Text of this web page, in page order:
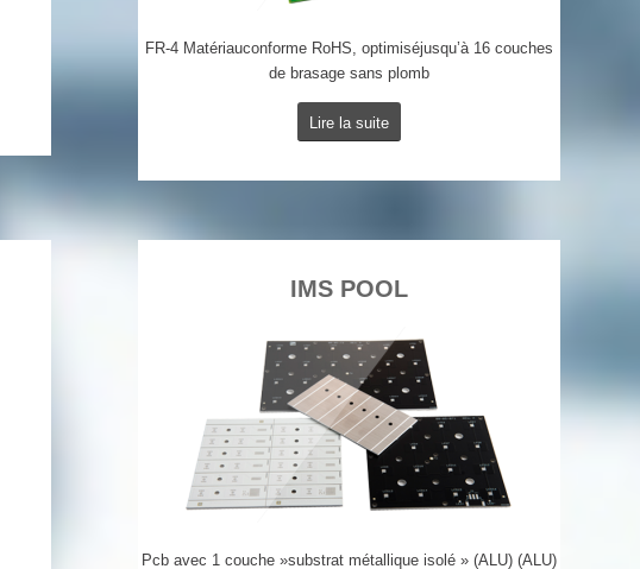
FR-4 Matériauconforme RoHS, optimiséjusqu’à 16 couches
de brasage sans plomb
Lire la suite
IMS POOL
Pcb avec 1 couche »substrat métallique isolé » (ALU) (ALU)